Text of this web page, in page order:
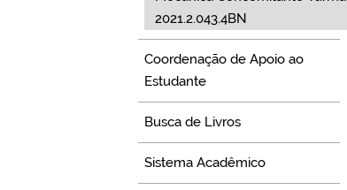
2021.2.043.4BN
Coordenação de Apoio ao
Estudante
Busca de Livros
Sistema Acadêmico